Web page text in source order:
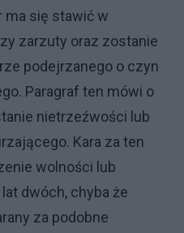
ma się stawić w
zarzuty oraz zostanie
podejrzanego o czyn
Paragraf ten mówi o
nietrzeźwości lub
Kara za ten
wolności lub
dwóch, chyba że
za podobne